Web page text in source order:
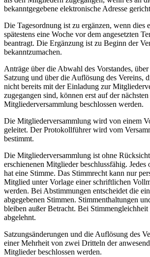
bekanntgegebene elektronische Adresse
Die Tagesordnung ist zu ergänzen, wenn dies
spätestens eine Woche vor dem angesetzten
beantragt. Die Ergänzung ist zu Beginn der
bekanntzumachen.
Anträge über die Abwahl des Vorstandes,
Satzung und über die Auflösung des Vereins,
nicht bereits mit der Einladung zur
zugegangen sind, können erst auf der nächsten
Mitgliederversammlung beschlossen werden.
Die Mitgliederversammlung wird von einem
geleitet. Der Protokollführer wird vom
bestimmt.
Die Mitgliederversammlung ist ohne
erschienenen Mitglieder beschlussfähig.
hat eine Stimme. Das Stimmrecht kann nur
Mitglied unter Vorlage einer schriftlichen
werden. Bei Abstimmungen entscheidet die
abgegebenen Stimmen. Stimmenthaltungen
bleiben außer Betracht. Bei
abgelehnt.
Satzungsänderungen und die Auflösung des
einer Mehrheit von zwei Dritteln der
Mitglieder beschlossen werden.